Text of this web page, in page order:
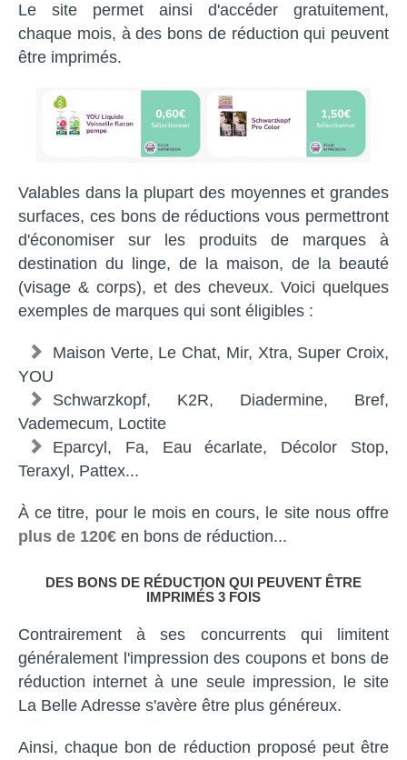
Le site permet ainsi d'accéder gratuitement,
chaque mois, à des bons de réduction qui peuvent
être imprimés.
Valables dans la plupart des moyennes et grandes
surfaces, ces bons de réductions vous permettront
d'économiser sur les produits de marques à
destination du linge, de la maison, de la beauté
(visage & corps), et des cheveux. Voici quelques
exemples de marques qui sont éligibles :
Maison Verte, Le Chat, Mir, Xtra, Super Croix,
YOU
Schwarzkopf, K2R, Diadermine, Bref,
Vademecum, Loctite
Eparcyl, Fa, Eau écarlate, Décolor Stop,
Teraxyl, Pattex...
À ce titre, pour le mois en cours, le site nous offre
plus de 120€ en bons de réduction...
DES BONS DE RÉDUCTION QUI PEUVENT ÊTRE
IMPRIMÉS 3 FOIS
Contrairement à ses concurrents qui limitent
généralement l'impression des coupons et bons de
réduction internet à une seule impression, le site
La Belle Adresse s'avère être plus généreux.
Ainsi, chaque bon de réduction proposé peut être